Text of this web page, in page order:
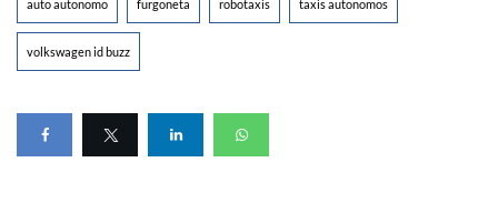
auto autonomo furgoneta robotaxis taxis autonomos
volkswagen id buzz